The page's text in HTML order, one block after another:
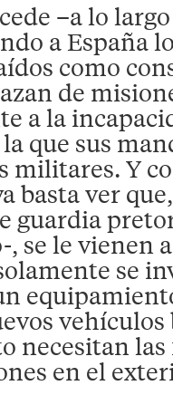
–a lo
a España
como
de
a la
que sus
militares. Y
basta ver
guardia
se le vienen
se
necesitan las
en el